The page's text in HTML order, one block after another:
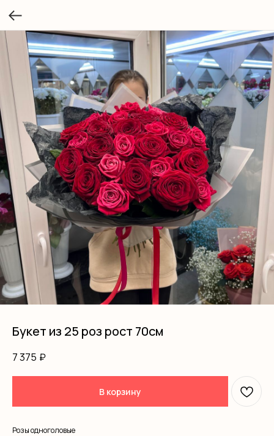
Букет из 25 роз рост 70см
7 375 ₽
В корзину
Розы одноголовые